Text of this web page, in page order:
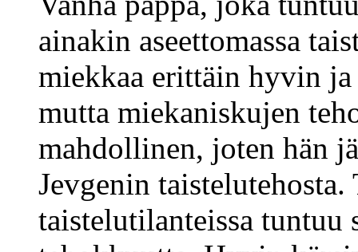
ainakin aseettomassa
miekkaa erittäin hyvin ja
mutta miekaniskujen
mahdollinen, joten hän
Jevgenin
taistelutilanteissa